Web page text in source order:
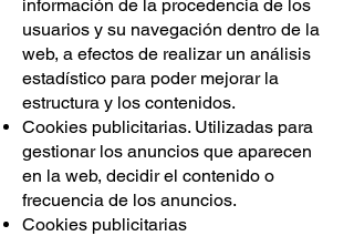
información de la procedencia de los
usuarios y su navegación dentro de la
web, a efectos de realizar un análisis
estadístico para poder mejorar la
estructura y los contenidos.
Cookies publicitarias. Utilizadas para
gestionar los anuncios que aparecen
en la web, decidir el contenido o
frecuencia de los anuncios.
Cookies publicitarias